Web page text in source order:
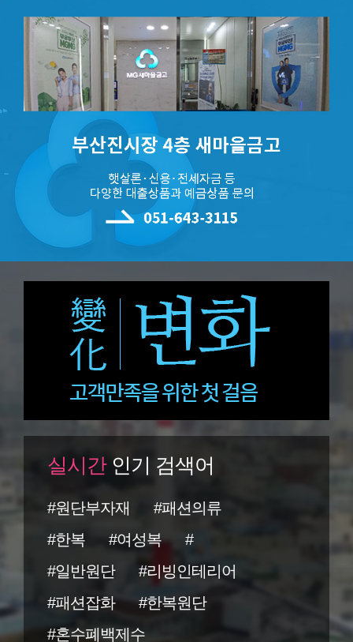
실시간인기 검색어
#원단부자재
#패션의류
#한복
#여성복
#
#일반원단
#리빙인테리어
#패션잡화
#한복원단
#혼수폐백제수